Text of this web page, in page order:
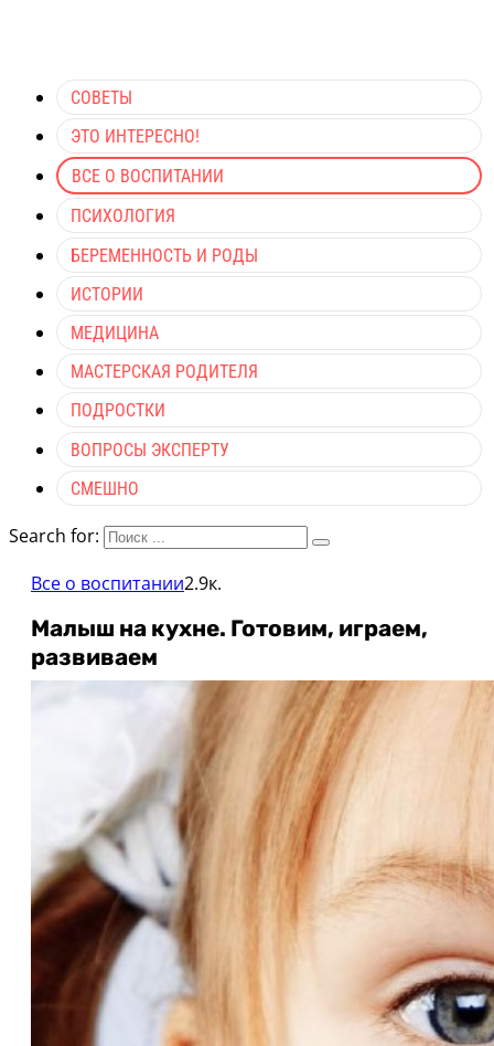
СОВЕТЫ
ЭТО ИНТЕРЕСНО!
ВСЕ О ВОСПИТАНИИ
ПСИХОЛОГИЯ
БЕРЕМЕННОСТЬ И РОДЫ
ИСТОРИИ
МЕДИЦИНА
МАСТЕРСКАЯ РОДИТЕЛЯ
ПОДРОСТКИ
ВОПРОСЫ ЭКСПЕРТУ
СМЕШНО
Search for:
Все о воспитании2.9к.
Малыш на кухне. Готовим, играем,
развиваем